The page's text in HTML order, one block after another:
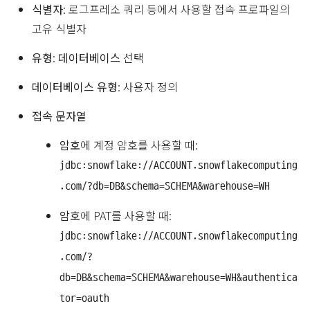
식별자: 로그프레소 쿼리 등에서 사용할 접속 프로파일의
고유 식별자
유형: 데이터베이스 선택
데이터베이스 유형: 사용자 정의
접속 문자열
암호에 계정 암호를 사용할 때:
jdbc:snowflake://ACCOUNT.snowflakecomputing
.com/?db=DB&schema=SCHEMA&warehouse=WH
암호에 PAT를 사용할 때:
jdbc:snowflake://ACCOUNT.snowflakecomputing
.com/?
db=DB&schema=SCHEMA&warehouse=WH&authentica
tor=oauth